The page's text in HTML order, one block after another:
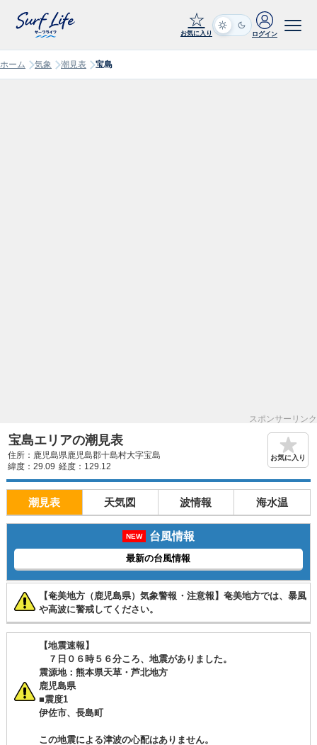
☆
お気に入り ログイン
ホーム 気象 潮見表 宝島
スポンサーリンク
宝島エリアの潮見表
住所：鹿児島県鹿児島郡十島村大字宝島
緯度：29.09 経度：129.12
お気に入り
潮見表 天気図 波情報 海水温
NEW 台風情報
最新の台風情報
【奄美地方（鹿児島県）気象警報・注意報】奄美地方では、暴風
や高波に警戒してください。
【地震速報】
７日０６時５６分ころ、地震がありました。
震源地：熊本県天草・芦北地方
鹿児島県
■震度1
伊佐市、長島町
この地震による津波の心配はありません。